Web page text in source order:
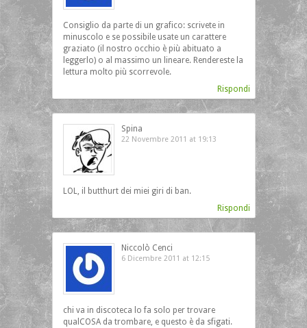
Consiglio da parte di un grafico: scrivete in
minuscolo e se possibile usate un carattere
graziato (il nostro occhio è più abituato a
leggerlo) o al massimo un lineare. Rendereste la
lettura molto più scorrevole.
Rispondi
Spina
22 Novembre 2011 at 19:13
LOL, il butthurt dei miei giri di ban.
Rispondi
Niccolò Cenci
6 Dicembre 2011 at 12:15
chi va in discoteca lo fa solo per trovare
qualCOSA da trombare, e questo è da sfigati.